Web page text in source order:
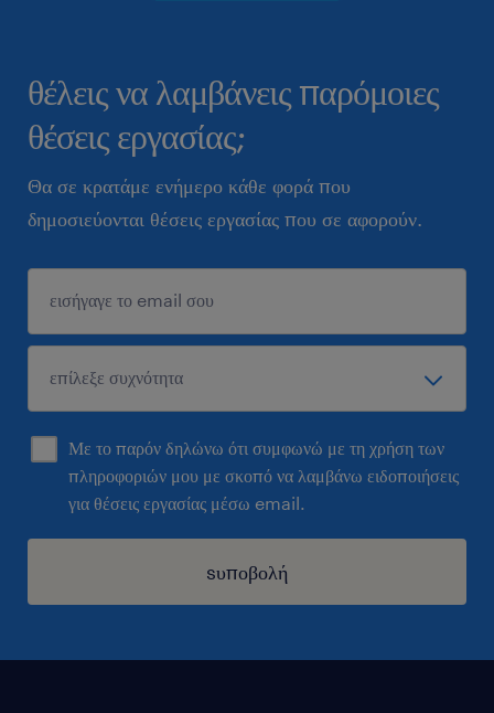
θέλεις να λαμβάνεις παρόμοιες
θέσεις εργασίας;
Θα σε κρατάμε ενήμερο κάθε φορά που
δημοσιεύονται θέσεις εργασίας που σε αφορούν.
Με το παρόν δηλώνω ότι συμφωνώ με τη χρήση των
πληροφοριών μου με σκοπό να λαμβάνω ειδοποιήσεις
για θέσεις εργασίας μέσω email.
sυποβολή